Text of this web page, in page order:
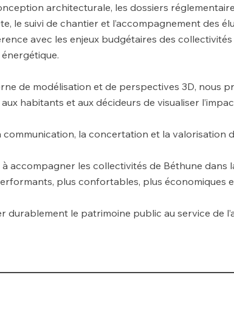
architecturale, les dossiers
le suivi de chantier et l’accompagnement des
avec les enjeux budgétaires des
de modélisation et de perspectives 3D, nous
habitants et aux décideurs de visualiser
la concertation et la valorisation
à accompagner les collectivités de Béthune
plus confortables, plus économiques
durablement le patrimoine public au service de